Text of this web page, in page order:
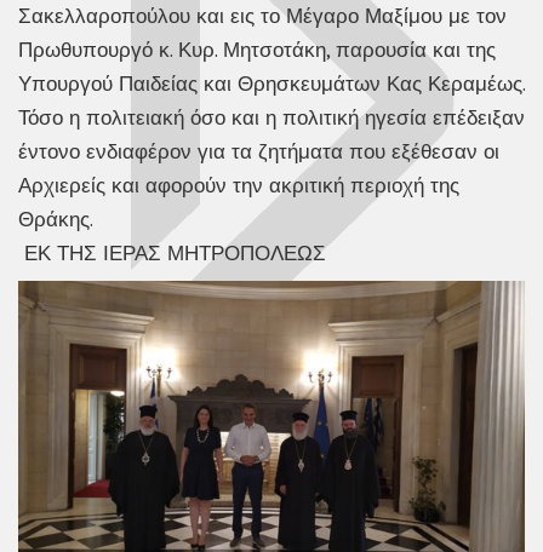
Σακελλαροπούλου και εις το Μέγαρο Μαξίμου με τον
Πρωθυπουργό κ. Κυρ. Μητσοτάκη, παρουσία και της
Υπουργού Παιδείας και Θρησκευμάτων Κας Κεραμέως.
Τόσο η πολιτειακή όσο και η πολιτική ηγεσία επέδειξαν
έντονο ενδιαφέρον για τα ζητήματα που εξέθεσαν οι
Αρχιερείς και αφορούν την ακριτική περιοχή της
Θράκης.
ΕΚ ΤΗΣ ΙΕΡΑΣ ΜΗΤΡΟΠΟΛΕΩΣ